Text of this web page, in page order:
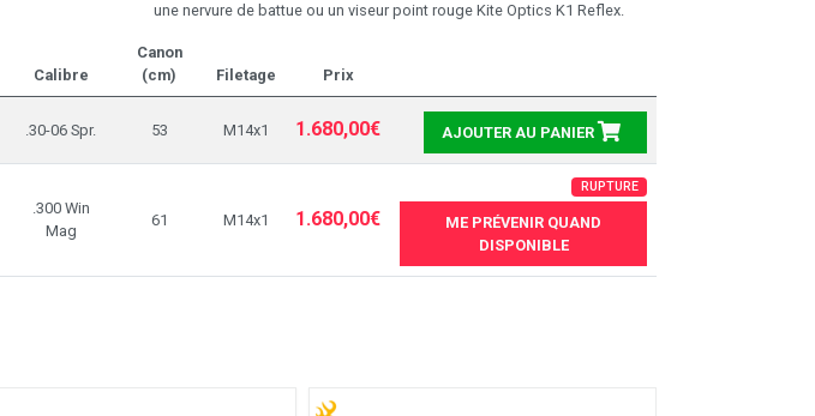
une nervure de battue ou un viseur point rouge Kite Optics K1 Reflex.
Calibre
Canon
(cm)
Filetage Prix
.30-06 Spr. 53 M14x1 1.680,00€ AJOUTER AU PANIER
.300 Win
Mag
61 M14x1 1.680,00€
RUPTURE
ME PRÉVENIR QUAND
DISPONIBLE